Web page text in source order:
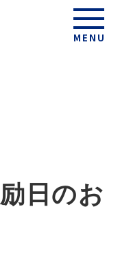
MENU
日のお